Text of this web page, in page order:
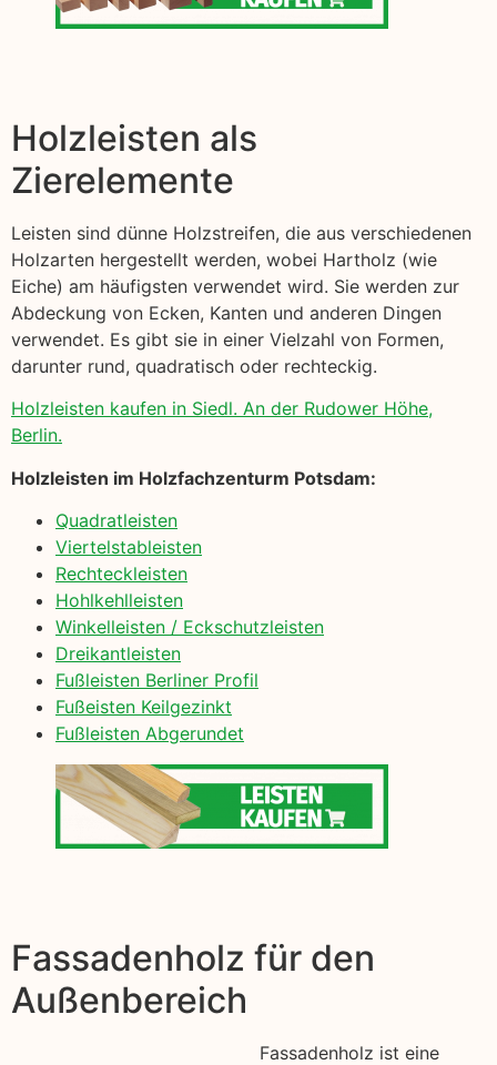
Holzleisten als
Zierelemente
Leisten sind dünne Holzstreifen, die aus verschiedenen
Holzarten hergestellt werden, wobei Hartholz (wie
Eiche) am häufigsten verwendet wird. Sie werden zur
Abdeckung von Ecken, Kanten und anderen Dingen
verwendet. Es gibt sie in einer Vielzahl von Formen,
darunter rund, quadratisch oder rechteckig.
Holzleisten kaufen in Siedl. An der Rudower Höhe,
Berlin.
Holzleisten im Holzfachzenturm Potsdam:
Quadratleisten
Viertelstableisten
Rechteckleisten
Hohlkehlleisten
Winkelleisten / Eckschutzleisten
Dreikantleisten
Fußleisten Berliner Profil
Fußeisten Keilgezinkt
Fußleisten Abgerundet
Fassadenholz für den
Außenbereich
Fassadenholz ist eine